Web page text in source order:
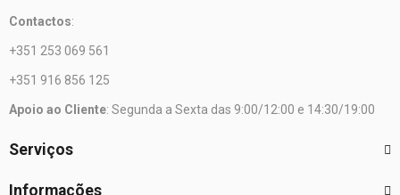
Contactos:
+351 253 069 561
+351 916 856 125
Apoio ao Cliente: Segunda a Sexta das 9:00/12:00 e 14:30/19:00
Serviços
Informações